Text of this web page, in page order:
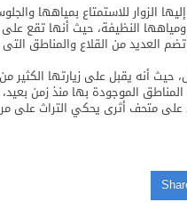
الزوار للاستمتاع بمياهها
النظيفة، حيث أنها تقع
العديد من القلاع والمناطق
حيث أنه يقبل على زيارتها الكثير
الموجودة بها منذ زمن
متحف أثرى يحكي التراث على